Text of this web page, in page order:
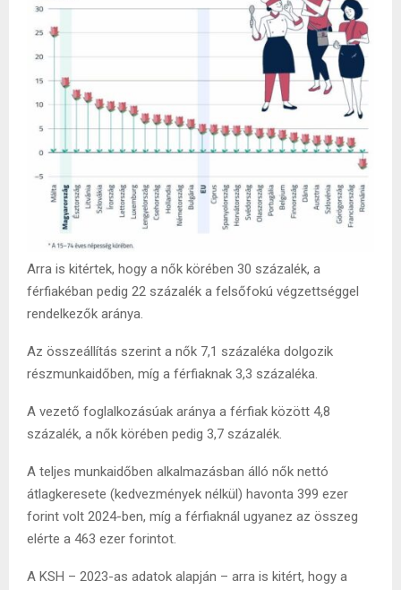
Arra is kitértek, hogy a nők körében 30 százalék, a
férfiakéban pedig 22 százalék a felsőfokú végzettséggel
rendelkezők aránya.
Az összeállítás szerint a nők 7,1 százaléka dolgozik
részmunkaidőben, míg a férfiaknak 3,3 százaléka.
A vezető foglalkozásúak aránya a férfiak között 4,8
százalék, a nők körében pedig 3,7 százalék.
A teljes munkaidőben alkalmazásban álló nők nettó
átlagkeresete (kedvezmények nélkül) havonta 399 ezer
forint volt 2024-ben, míg a férfiaknál ugyanez az összeg
elérte a 463 ezer forintot.
A KSH – 2023-as adatok alapján – arra is kitért, hogy a